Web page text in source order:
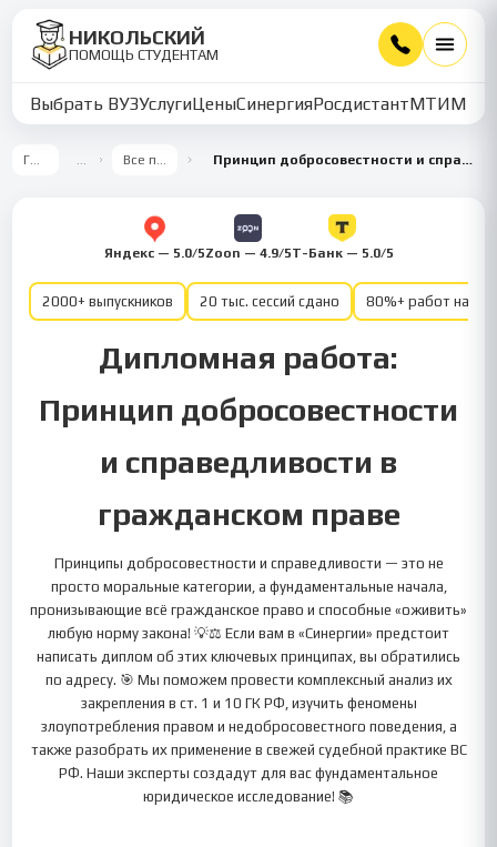
НИКОЛЬСКИЙ
ПОМОЩЬ СТУДЕНТАМ
Выбрать ВУЗУслугиЦеныСинергияРосдистантМТИММУ
Главная … Все предметы Принцип добросовестности и справедливости в гражданском праве
Яндекс — 5.0/5Zoon — 4.9/5Т-Банк — 5.0/5
2000+ выпускников 20 тыс. сессий сдано 80%+ работ на
Дипломная работа:
Принцип добросовестности
и справедливости в
гражданском праве
Принципы добросовестности и справедливости — это не
просто моральные категории, а фундаментальные начала,
пронизывающие всё гражданское право и способные «оживить»
любую норму закона! 💡⚖️ Если вам в «Синергии» предстоит
написать диплом об этих ключевых принципах, вы обратились
по адресу. 🎯 Мы поможем провести комплексный анализ их
закрепления в ст. 1 и 10 ГК РФ, изучить феномены
злоупотребления правом и недобросовестного поведения, а
также разобрать их применение в свежей судебной практике ВС
РФ. Наши эксперты создадут для вас фундаментальное
юридическое исследование! 📚